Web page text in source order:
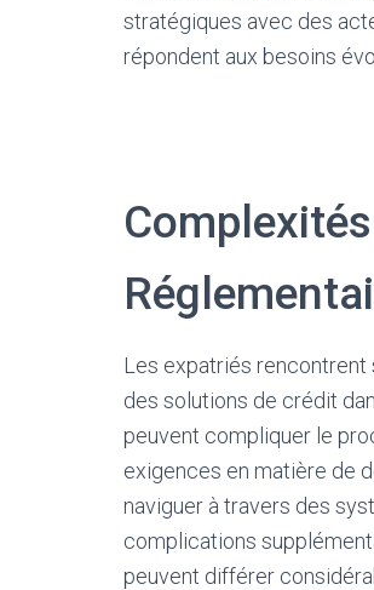
stratégiques avec des
répondent aux besoins
Les expatriés rencontrent
des solutions de crédit
peuvent compliquer le
exigences en matière de
naviguer à travers des
complications
peuvent différer